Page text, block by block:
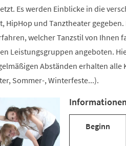
Es werden Einblicke in die
HipHop und Tanztheater
welcher Tanzstil von Ihnen
Leistungsgruppen angeboten.
Abständen erhalten alle
Sommer-, Winterfeste...).
Informationen
Beginn